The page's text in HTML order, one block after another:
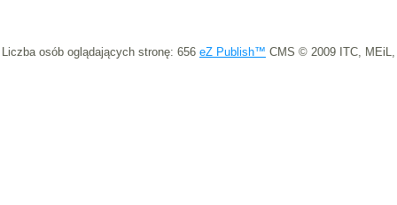
Liczba osób oglądających stronę: 656 eZ Publish™ CMS © 2009 ITC, MEiL,